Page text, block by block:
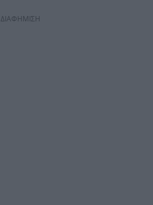
ΔΙΑΦΗΜΙΣΗ